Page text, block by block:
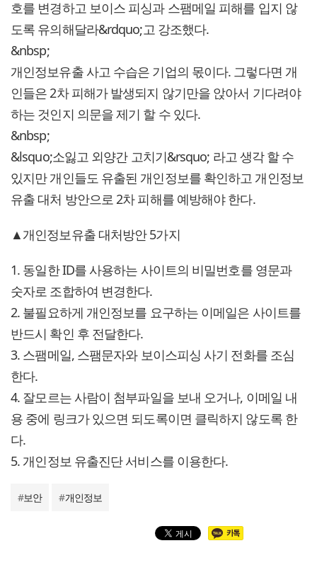
호를 변경하고 보이스 피싱과 스팸메일 피해를 입지 않
도록 유의해달라&rdquo;고 강조했다.
&nbsp;
개인정보유출 사고 수습은 기업의 몫이다. 그렇다면 개
인들은 2차 피해가 발생되지 않기만을 앉아서 기다려야
하는 것인지 의문을 제기 할 수 있다.
&nbsp;
&lsquo;소잃고 외양간 고치기&rsquo; 라고 생각 할 수
있지만 개인들도 유출된 개인정보를 확인하고 개인정보
유출 대처 방안으로 2차 피해를 예방해야 한다.
▲개인정보유출 대처방안 5가지
1. 동일한 ID를 사용하는 사이트의 비밀번호를 영문과
숫자로 조합하여 변경한다.
2. 불필요하게 개인정보를 요구하는 이메일은 사이트를
반드시 확인 후 전달한다.
3. 스팸메일, 스팸문자와 보이스피싱 사기 전화를 조심
한다.
4. 잘모르는 사람이 첨부파일을 보내 오거나, 이메일 내
용 중에 링크가 있으면 되도록이면 클릭하지 않도록 한
다.
5. 개인정보 유출진단 서비스를 이용한다.
#보안 #개인정보